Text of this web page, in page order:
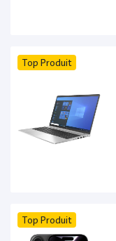
Top Produit
Top Produit